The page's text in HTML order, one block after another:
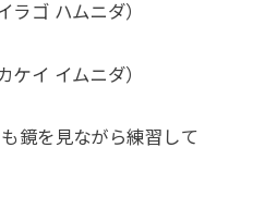
ゴ ハムニダ）
イ イムニダ）
鏡を見ながら練習して